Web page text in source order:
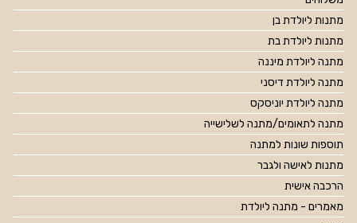
מתנות ליולדת בן
מתנות ליולדת בת
מתנה ליולדת מיננה
מתנה ליולדת דיסני
מתנה ליולדת יוניסקס
מתנה לתאומים/מתנה לשלישייה
תוספות שונות למתנה
מתנות לאישה ולגבר
הרכבה אישית
מאמרים - מתנה ליולדת